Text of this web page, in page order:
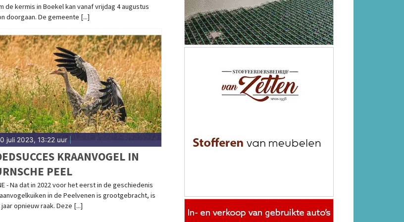
de kermis in Boekel kan vanaf vrijdag 4 augustus
doorgaan. De gemeente [...]
juli 2023, 13:22 uur|
KRAANVOGEL IN
PEEL
- Na dat in 2022 voor het eerst in de geschiedenis
in de Peelvenen is grootgebracht, is
opnieuw raak. Deze [...]